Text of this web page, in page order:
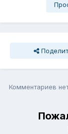
Комментариев